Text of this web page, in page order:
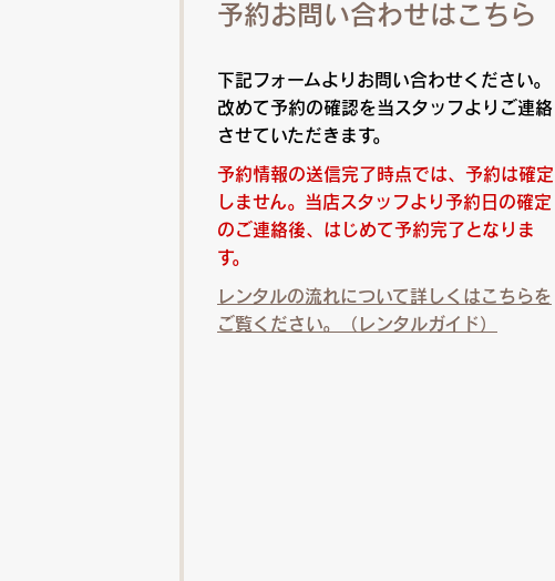
予約お問い合わせはこちら
下記フォームよりお問い合わせください。
改めて予約の確認を当スタッフよりご連絡
させていただきます。
予約情報の送信完了時点では、予約は確定
しません。当店スタッフより予約日の確定
のご連絡後、はじめて予約完了となりま
す。
レンタルの流れについて詳しくはこちらを
ご覧ください。（レンタルガイド）